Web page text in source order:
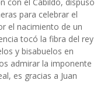
para celebrar el
el nacimiento de un
tocó la fibra del rey
y bisabuelos en
admirar la imponente
es gracias a Juan